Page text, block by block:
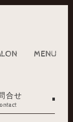
MENU
合せ